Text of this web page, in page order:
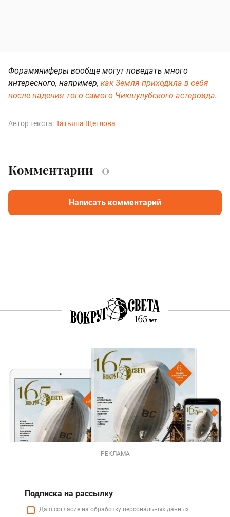
Фораминиферы вообще могут поведать много
интересного, например, как Земля приходила в себя
после падения того самого Чикшулубского астероида.
Автор текста: Татьяна Щеглова
Комментарии 0
Написать комментарий
РЕКЛАМА
Подписка на рассылку
Даю согласие на обработку персональных данных